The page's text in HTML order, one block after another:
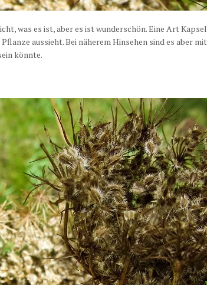
was es ist, aber es ist wunderschön. Eine Art
aussieht. Bei näherem Hinsehen sind es aber
könnte.